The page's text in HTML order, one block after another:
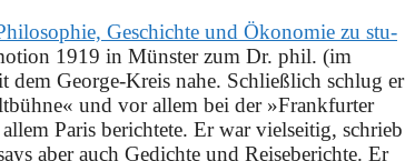
Ge­schich­te und Öko­no­mie zu stu­
1919 in Mün­ster zum Dr. phil. (im
Ge­or­ge-Kreis na­he. Schließ­lich schlug er
und vor al­lem bei der »Frank­fur­ter
Pa­ris be­rich­te­te. Er war viel­sei­tig, schrieb
aber auch Ge­dich­te und Rei­se­be­rich­te. Er